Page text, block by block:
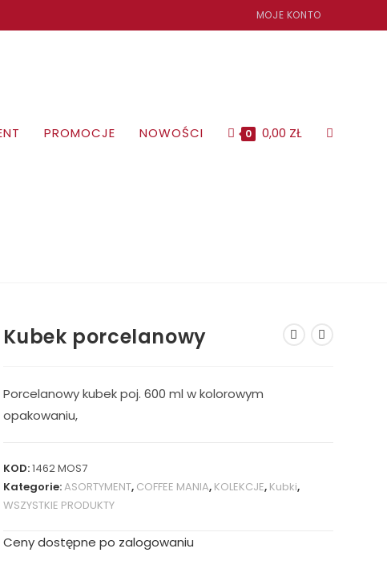
MOJE KONTO
PROMOCJE NOWOŚCI 0 0,00 ZŁ TOGGLE
Kubek porcelanowy
Porcelanowy kubek poj. 600 ml w kolorowym
opakowaniu,
KOD:1462 MOS7
Kategorie:ASORTYMENT, COFFEE MANIA, KOLEKCJE, Kubki,
WSZYSTKIE PRODUKTY
Ceny dostępne po zalogowaniu